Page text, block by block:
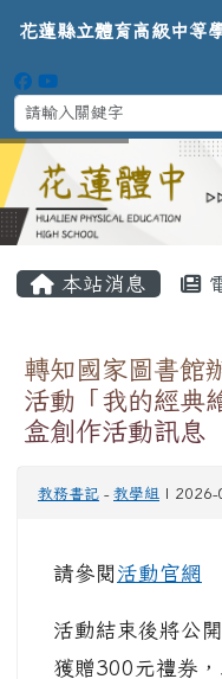
花蓮縣立體育
導覽列
花蓮縣立體育高級中等
本站消息
轉知國家圖書館
活動「我的經典
盒創作活動訊息
教務書記 - 教學組 | 2026-
請參閱 活動官網
活動結束後將公
獲贈300元禮券